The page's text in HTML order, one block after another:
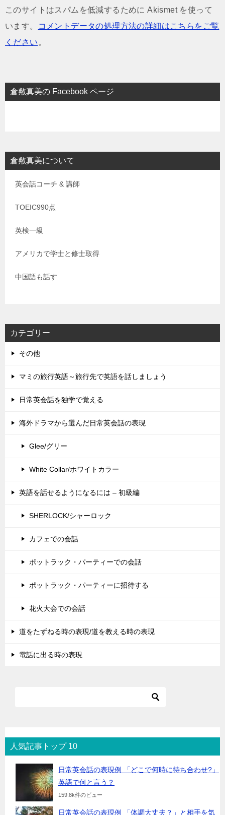
このサイトはスパムを低減するために Akismet を使って
います。
コメントデータの処理方法の詳細はこちらをご覧
ください 。
倉敷真美の Facebook ページ
倉敷真美について
英会話コーチ & 講師
TOEIC990点
英検一級
アメリカで学士と修士取得
中国語も話す
カテゴリー
その他
マミの旅行英語～旅行先で英語を話しましょう
日常英会話を独学で覚える
海外ドラマから選んだ日常英会話の表現
Glee/グリー
White Collar/ホワイトカラー
英語を話せるようになるには – 初級編
SHERLOCK/シャーロック
カフェでの会話
ポットラック・パーティーでの会話
ポットラック・パーティーに招待する
花火大会での会話
道をたずねる時の表現/道を教える時の表現
電話に出る時の表現
人気記事トップ 10
日常英会話の表現例 「どこで何時に待ち合わせ?」
英語で何と言う？
159.8k件のビュー
日常英会話の表現例 「体調大丈夫？」と相手を気